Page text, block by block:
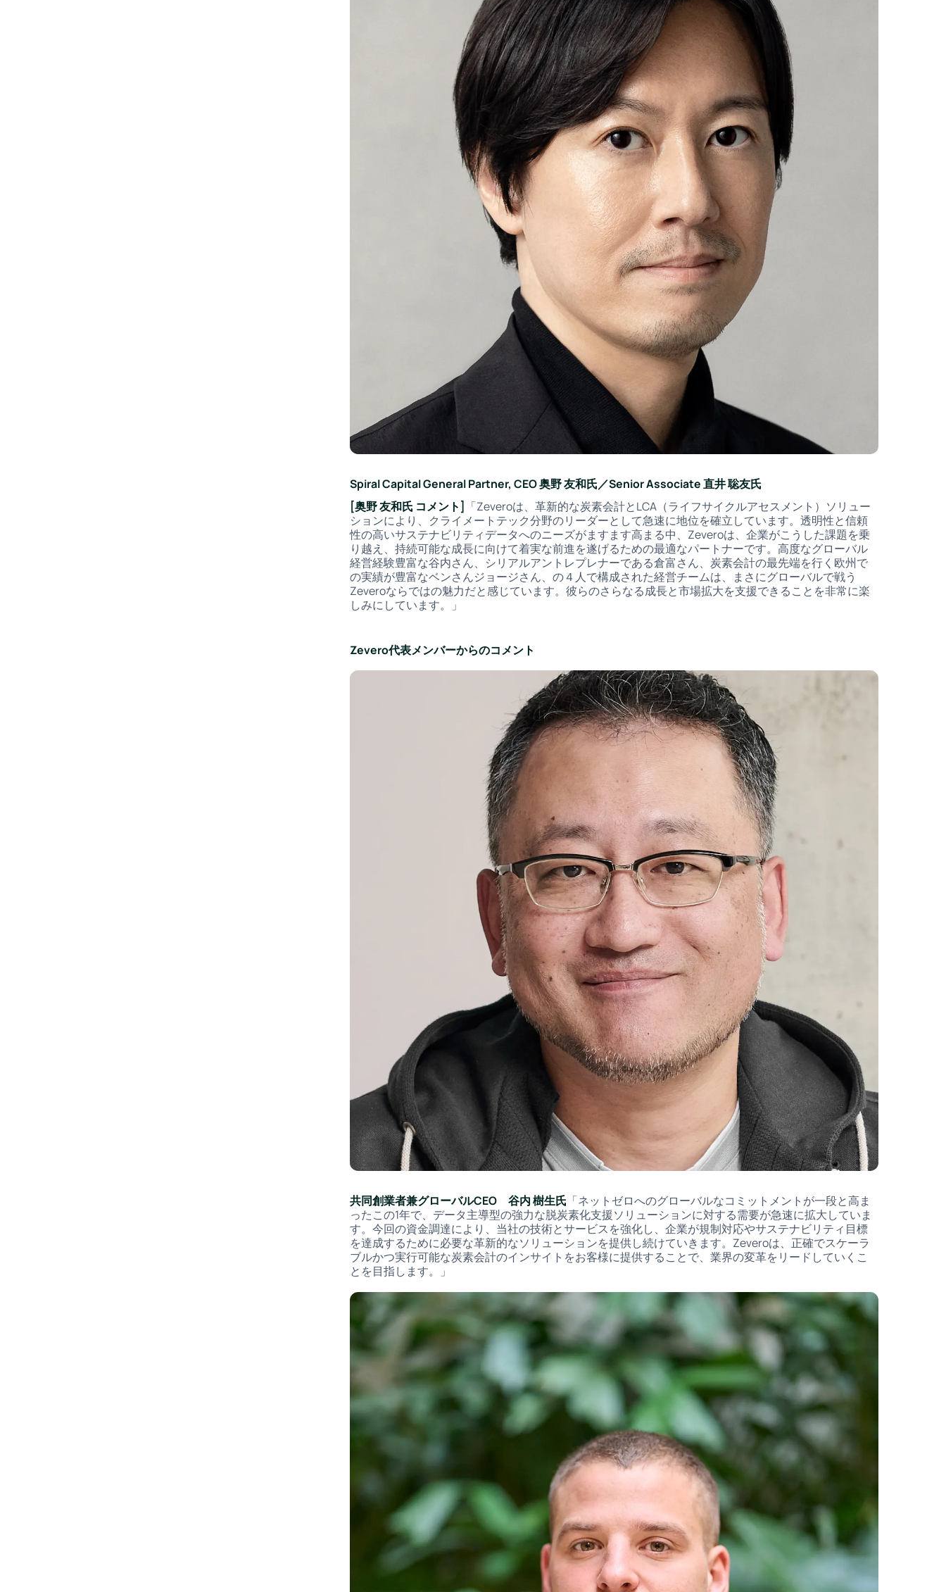
Spiral Capital General Partner, CEO 奥野 友和氏／Senior Associate 直井 聡友氏
[奥野 友和氏 コメント] 「Zeveroは、革新的な炭素会計とLCA（ライフサイクルアセスメント）ソリュー
ションにより、クライメートテック分野のリーダーとして急速に地位を確立しています。透明性と信頼
性の高いサステナビリティデータへのニーズがますます高まる中、Zeveroは、企業がこうした課題を乗
り越え、持続可能な成長に向けて着実な前進を遂げるための最適なパートナーです。高度なグローバル
経営経験豊富な谷内さん、シリアルアントレプレナーである倉富さん、炭素会計の最先端を行く欧州で
の実績が豊富なベンさんジョージさん、の４人で構成された経営チームは、まさにグローバルで戦う
Zeveroならではの魅力だと感じています。彼らのさらなる成長と市場拡大を支援できることを非常に楽
しみにしています。」
Zevero代表メンバーからのコメント
共同創業者兼グローバルCEO 谷内 樹生氏 「ネットゼロへのグローバルなコミットメントが一段と高ま
ったこの1年で、データ主導型の強力な脱炭素化支援ソリューションに対する需要が急速に拡大していま
す。今回の資金調達により、当社の技術とサービスを強化し、企業が規制対応やサステナビリティ目標
を達成するために必要な革新的なソリューションを提供し続けていきます。Zeveroは、正確でスケーラ
ブルかつ実行可能な炭素会計のインサイトをお客様に提供することで、業界の変革をリードしていくこ
とを目指します。」